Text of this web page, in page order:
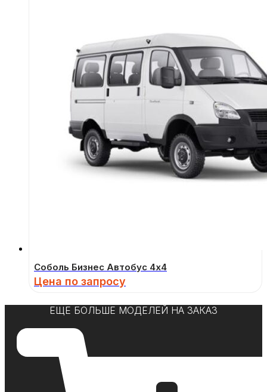
Соболь Бизнес Автобус 4х4
Цена по запросу
ЕЩЕ БОЛЬШЕ МОДЕЛЕЙ НА ЗАКАЗ